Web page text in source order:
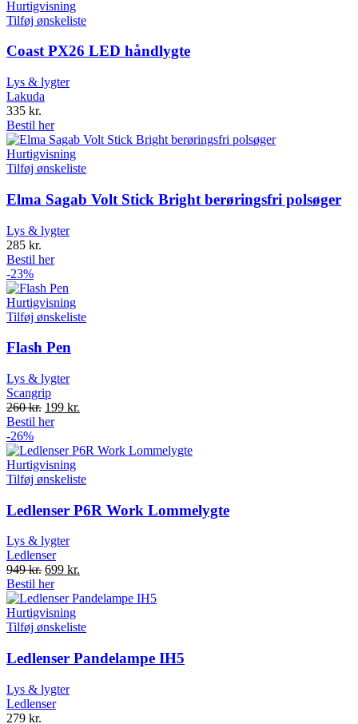
Hurtigvisning
Tilføj ønskeliste
Coast PX26 LED håndlygte
Lys & lygter
Lakuda
335 kr.
Bestil her
Hurtigvisning
Tilføj ønskeliste
Elma Sagab Volt Stick Bright berøringsfri polsøger
Lys & lygter
285 kr.
Bestil her
-23%
Hurtigvisning
Tilføj ønskeliste
Flash Pen
Lys & lygter
Scangrip
260kr. Original
price
260 kr..
199 kr.
199 kr..
Bestil her
-26%
Hurtigvisning
Tilføj ønskeliste
Ledlenser P6R Work Lommelygte
Lys & lygter
Ledlenser
949kr. Original
price
was:
949 kr..
699 kr.
is:
Bestil her
Hurtigvisning
Tilføj ønskeliste
Ledlenser Pandelampe IH5
Lys & lygter
Ledlenser
279 kr.